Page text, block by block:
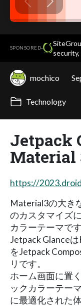
SPONSORED·
mochico
Technology
Jetpack
Material
https://
Material3の大き
のカスタマイズ
カラーテーマです
Jetpack Glance
をJetpack
リです。
ホーム画面に置
ックカラーテー
に最適化された